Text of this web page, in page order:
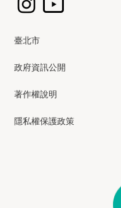
臺北市
政府資訊公開
著作權說明
隱私權保護政策